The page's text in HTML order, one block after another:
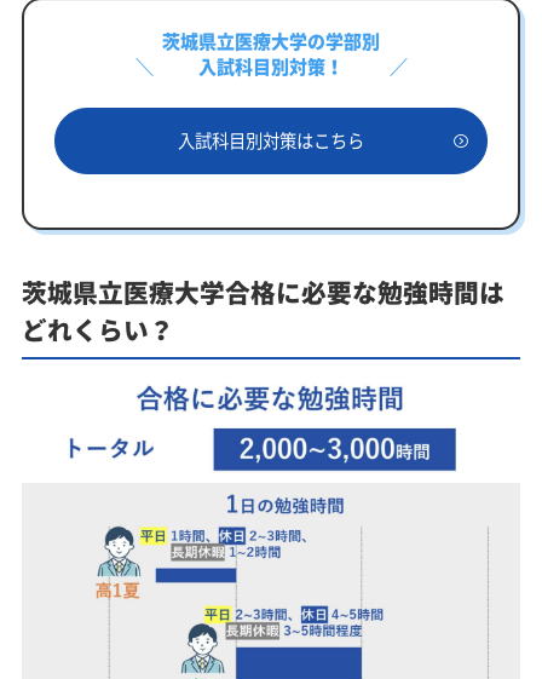
茨城県立医療大学の学部別
入試科目別対策！
入試科目別対策はこちら
茨城県立医療大学合格に必要な勉強時間は
どれくらい？